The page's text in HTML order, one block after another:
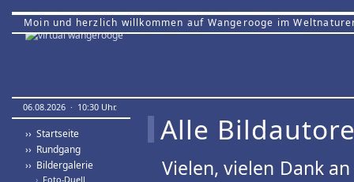
Moin und herzlich willkommen auf Wangerooge im
06.08.2026 · 10:30 Uhr.
›› Startseite
›› Rundgang
›› Bildergalerie
› Foto-Duell
Alle
Vielen, vielen Dank